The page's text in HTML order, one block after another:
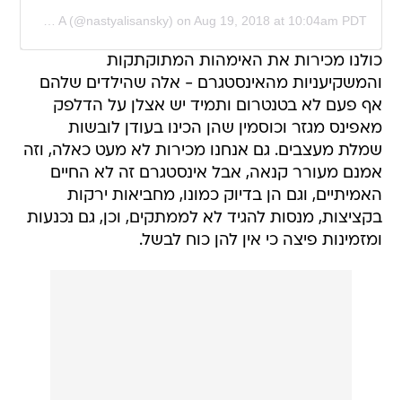
on Aug 19, 2018 at 10:04am PDT
כולנו מכירות את האימהות המתוקתקות
והמשקיעניות מהאינסטגרם - אלה שהילדים שלהם
אף פעם לא בטנטרום ותמיד יש אצלן על הדלפק
מאפינס מגזר וכוסמין שהן הכינו בעודן לובשות
שמלת מעצבים. גם אנחנו מכירות לא מעט כאלה, וזה
אמנם מעורר קנאה, אבל אינסטגרם זה לא החיים
האמיתיים, וגם הן בדיוק כמונו, מחביאות ירקות
בקציצות, מנסות להגיד לא לממתקים, וכן, גם נכנעות
ומזמינות פיצה כי אין להן כוח לבשל.